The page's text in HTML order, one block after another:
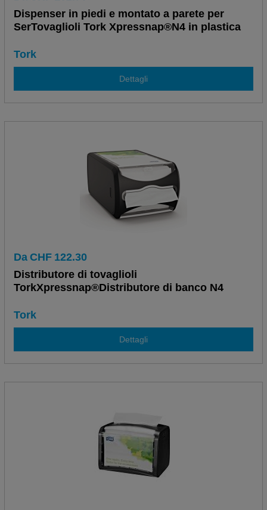
Dispenser in piedi e montato a parete per
SerTovaglioli Tork Xpressnap®N4 in plastica
Tork
Dettagli
Da CHF 122.30
Distributore di tovaglioli
TorkXpressnap®Distributore di banco N4
Tork
Dettagli